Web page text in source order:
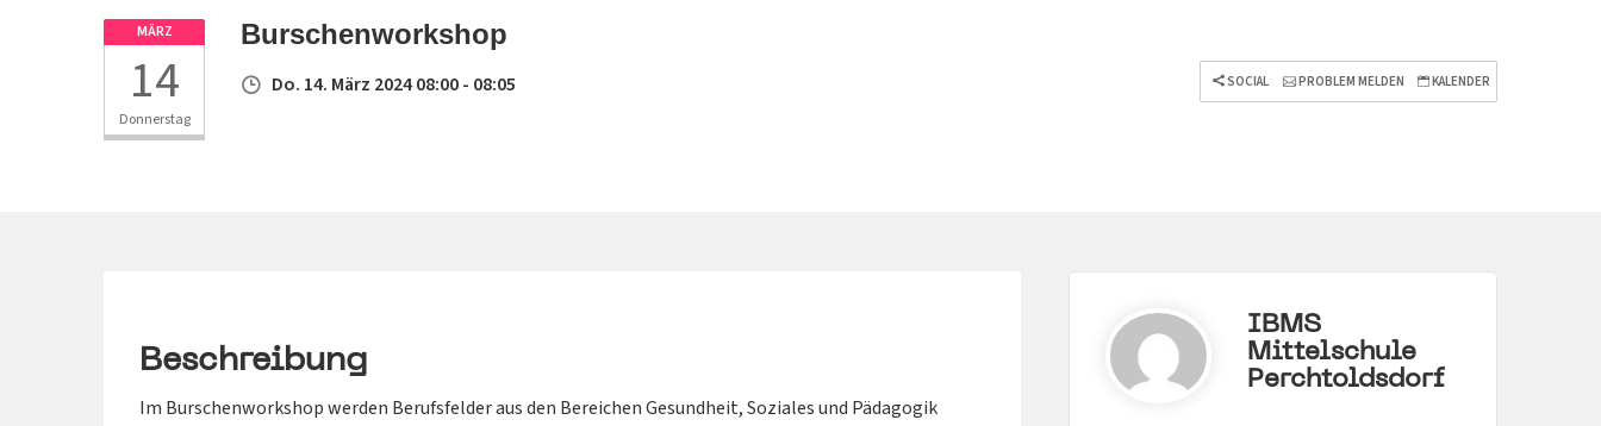
MÄRZ
14
Donnerstag
Burschenworkshop
Do. 14. März 2024 08:00 - 08:05 SOCIAL PROBLEM MELDEN KALENDER
Beschreibung
Im Burschenworkshop werden Berufsfelder aus den Bereichen Gesundheit, Soziales und Pädagogik
IBMS
Mittelschule
Perchtoldsdorf